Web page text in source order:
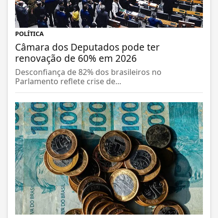
POLÍTICA
Câmara dos Deputados pode ter
renovação de 60% em 2026
Desconfiança de 82% dos brasileiros no
Parlamento reflete crise de...